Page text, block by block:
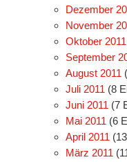
Dezember
November
Oktober 2011
September
August 2011
Juli 2011 (8
Juni 2011 (7
Mai 2011 (6
April 2011
März 2011